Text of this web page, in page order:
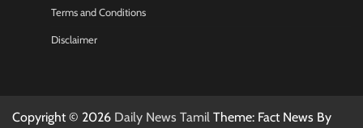
Terms and Conditions
Disclaimer
Copyright © 2026 Daily News Tamil Theme: Fact News By